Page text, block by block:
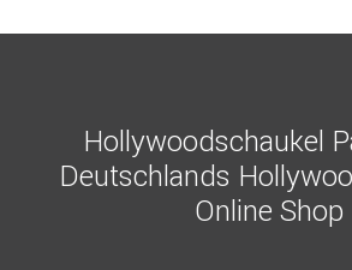
Hollywoodschaukel
Deutschlands
Online Shop